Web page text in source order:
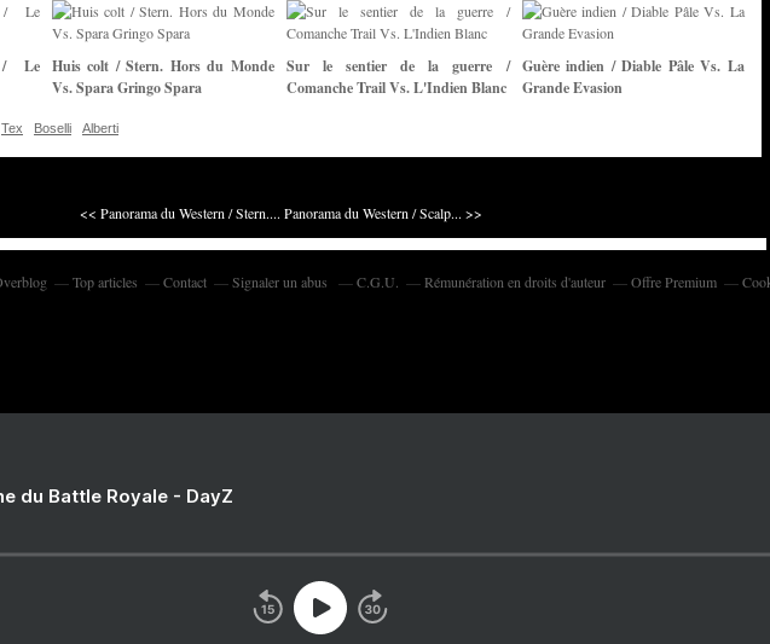
/ Le
Huis colt / Stern. Hors du Monde
Vs. Spara Gringo Spara
Sur le sentier de la guerre /
Comanche Trail Vs. L'Indien Blanc
Guère indien / Diable Pâle Vs. La
Grande Evasion
Tex Boselli Alberti
<< Panorama du Western / Stern.... Panorama du Western / Scalp... >>
Top articles Contact Signaler un abus C.G.U. Rémunération en droits d'auteur Offre Premium
du Battle Royale - DayZ